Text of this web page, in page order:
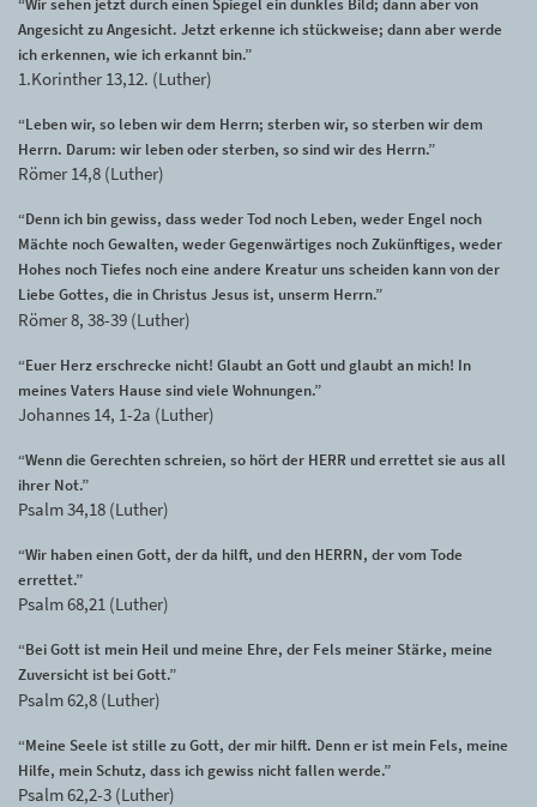
Angesicht zu Angesicht. Jetzt erkenne ich stückweise; dann aber werde
ich erkennen, wie ich erkannt bin.”
1.Korinther 13,12. (Luther)
“Leben wir, so leben wir dem Herrn; sterben wir, so sterben wir dem
Herrn. Darum: wir leben oder sterben, so sind wir des Herrn.”
Römer 14,8 (Luther)
“Denn ich bin gewiss, dass weder Tod noch Leben, weder Engel noch
Mächte noch Gewalten, weder Gegenwärtiges noch Zukünftiges, weder
Hohes noch Tiefes noch eine andere Kreatur uns scheiden kann von der
Liebe Gottes, die in Christus Jesus ist, unserm Herrn.”
Römer 8, 38-39 (Luther)
“Euer Herz erschrecke nicht! Glaubt an Gott und glaubt an mich! In
meines Vaters Hause sind viele Wohnungen.”
Johannes 14, 1-2a (Luther)
“Wenn die Gerechten schreien, so hört der HERR und errettet sie aus all
ihrer Not.”
Psalm 34,18 (Luther)
“Wir haben einen Gott, der da hilft, und den HERRN, der vom Tode
errettet.”
Psalm 68,21 (Luther)
“Bei Gott ist mein Heil und meine Ehre, der Fels meiner Stärke, meine
Zuversicht ist bei Gott.”
Psalm 62,8 (Luther)
“Meine Seele ist stille zu Gott, der mir hilft. Denn er ist mein Fels, meine
Hilfe, mein Schutz, dass ich gewiss nicht fallen werde.”
Psalm 62,2-3 (Luther)